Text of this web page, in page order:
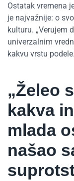
Ostatak vremena
je najvažnije: o
kulturu. „Verujem
univerzalnim
kakvu vrstu
„Želeo
kakva
mlada
našao